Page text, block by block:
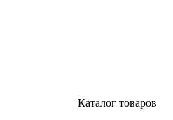
Каталог товаров